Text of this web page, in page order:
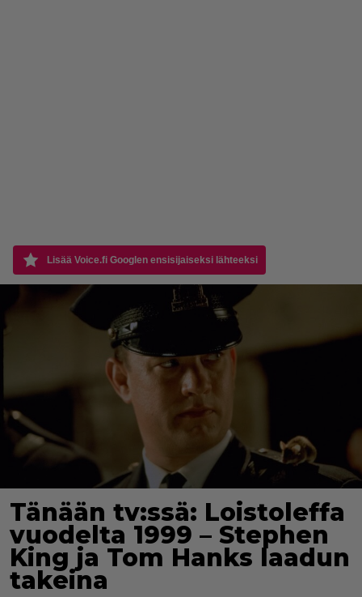
Lisää Voice.fi Googlen ensisijaiseksi lähteeksi
Tänään tv:ssä: Loistoleffa
vuodelta 1999 – Stephen
King ja Tom Hanks laadun
takeina